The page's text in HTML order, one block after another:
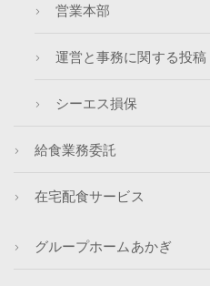
営業本部
運営と事務に関する投稿
シーエス損保
給食業務委託
在宅配食サービス
グループホームあかぎ